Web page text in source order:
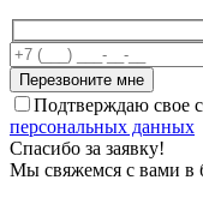
Подтверждаю свое
персональных данных
Спасибо за заявку!
Мы свяжемся с вами в